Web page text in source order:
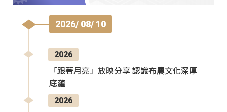
2026/ 08/ 10
2026
「跟著月亮」放映分享 認識布農文化深厚
底蘊
2026